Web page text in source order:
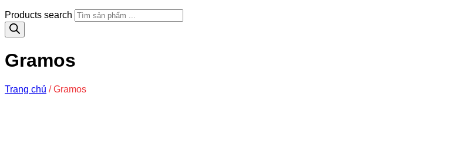
Products search
Gramos
Trang chủ /Gramos